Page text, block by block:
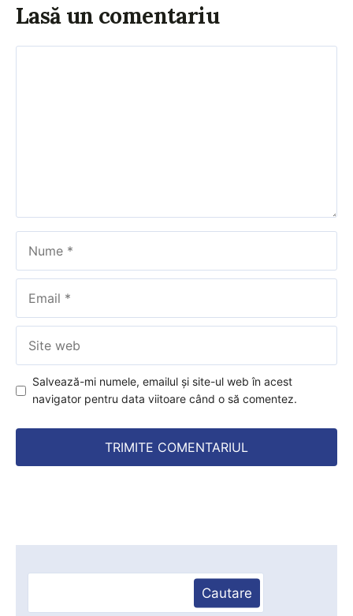
Lasă un comentariu
web
Salvează-mi numele, emailul și site-ul web în acest
navigator pentru data viitoare când o să comentez.
Cautare